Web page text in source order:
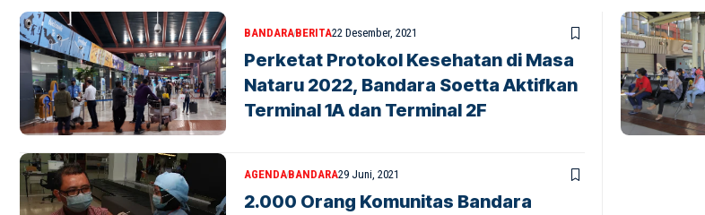
BANDARABERITA22 Desember, 2021
Perketat Protokol Kesehatan di Masa
Nataru 2022, Bandara Soetta Aktifkan
Terminal 1A dan Terminal 2F
AGENDABANDARA29 Juni, 2021
2.000 Orang Komunitas Bandara